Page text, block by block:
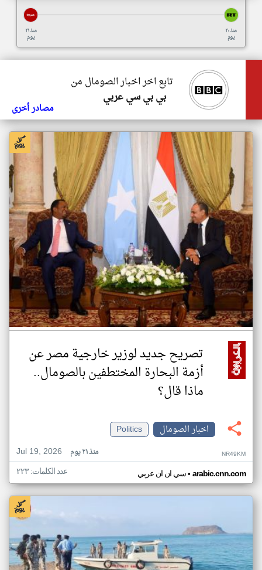
منذ ٢١
يوم
منذ ٢٠
يوم
تابع اخر اخبار الصومال من
بي بي سي عربي
مصادر أخرى
تصريح جديد لوزير خارجية مصر عن
أزمة البحارة المختطفين بالصومال..
ماذا قال؟
اخبار الصومال
Politics
Jul 19, 2026
منذ ٢١ يوم NR49KM
سي ان ان عربي• arabic.cnn.com عدد الكلمات: ٢٢٣